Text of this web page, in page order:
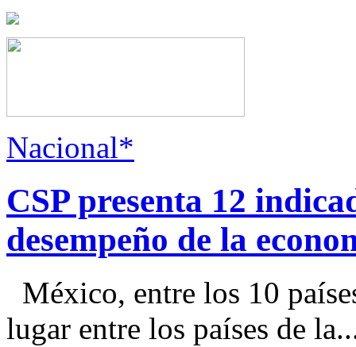
Nacional*
CSP presenta 12
desempeño de la
México, entre los 10
lugar entre los países de